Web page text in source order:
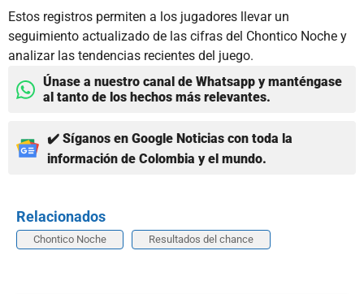
Estos registros permiten a los jugadores llevar un
seguimiento actualizado de las cifras del Chontico Noche y
analizar las tendencias recientes del juego.
Únase a nuestro canal de Whatsapp y manténgase
al tanto de los hechos más relevantes.
✔️ Síganos en Google Noticias con toda la
información de Colombia y el mundo.
Relacionados
Chontico Noche Resultados del chance